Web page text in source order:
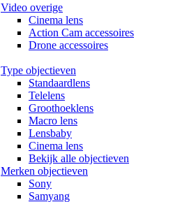
Video overige
Cinema lens
Action Cam accessoires
Drone accessoires
Type objectieven
Standaardlens
Telelens
Groothoeklens
Macro lens
Lensbaby
Cinema lens
Bekijk alle objectieven
Merken objectieven
Sony
Samyang